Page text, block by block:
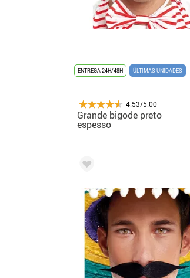
ENTREGA 24H/48H ÚLTIMAS UNIDADES
4.53/5.00
Grande bigode preto
espesso